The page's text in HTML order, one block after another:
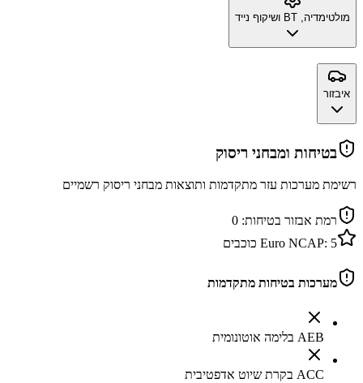
מולטימדיה, BT ושיקוף נייד
איבזור
בטיחות ומבחני ריסוק
רשימת מערכות עזר מתקדמות ותוצאות מבחני ריסוק רשמיים
רמת אבזור בטיחות: 0
Euro NCAP: 5 כוכבים
מערכות בטיחות מתקדמות
AEB בלימה אוטונומית
ACC בקרת שיוט אדפטיבית